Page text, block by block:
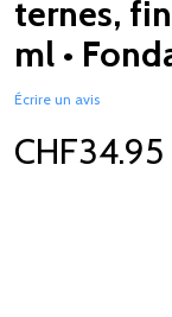
ternes,
ml •
Écrire un avis
CHF34.95